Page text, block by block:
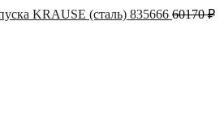
KRAUSE (сталь) 835666 60170₽